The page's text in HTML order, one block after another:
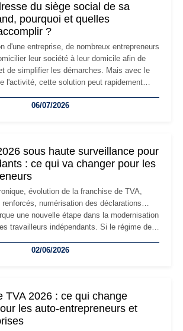
du siège social de sa
pourquoi et quelles
?
d'une entreprise, de nombreux entrepreneurs
leur société à leur domicile afin de
de simplifier les démarches. Mais avec le
l'activité, cette solution peut rapidement
image de marque… Le
06/07/2026
sous haute surveillance pour
: ce qui va changer pour les
évolution de la franchise de TVA,
numérisation des déclarations…
une nouvelle étape dans la modernisation
travailleurs indépendants. Si le régime de
devront s'adapter à un environnement
02/06/2026
TVA 2026 : ce qui change
les auto-entrepreneurs et